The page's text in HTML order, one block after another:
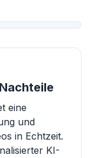
eine
und
in Echtzeit.
KI-